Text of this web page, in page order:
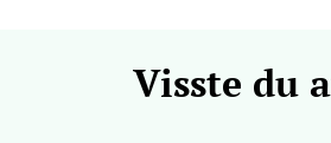
Visste du
- Thon Senter